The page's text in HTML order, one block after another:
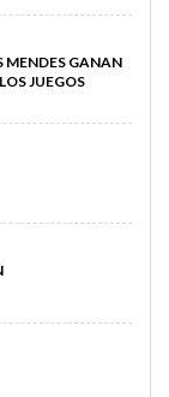
MENDES GANAN
JUEGOS